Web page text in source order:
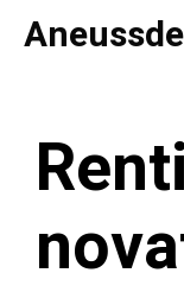
SaltarAneussde